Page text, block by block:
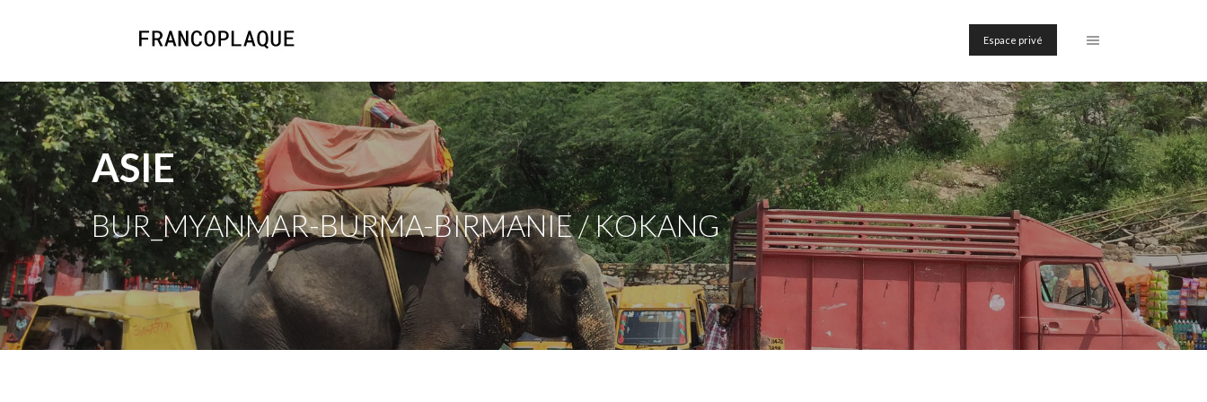
Espace privé
ASIE
BUR_MYANMAR-BURMA-BIRMANIE / KOKANG